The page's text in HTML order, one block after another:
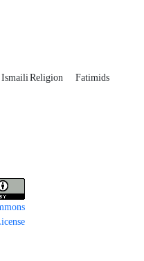
Religion Fatimids